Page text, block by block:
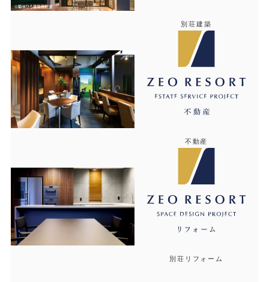
別荘建築
不動産
別荘リフォーム